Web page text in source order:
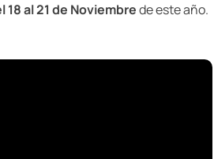
18 al 21 de Noviembrede este año.